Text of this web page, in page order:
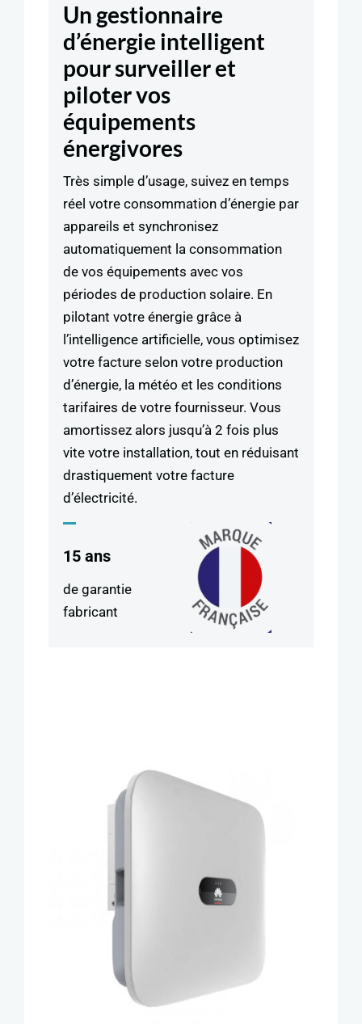
Un gestionnaire
d’énergie intelligent
pour surveiller et
piloter vos
équipements
énergivores
Très simple d’usage, suivez en temps
réel votre consommation d’énergie par
appareils et synchronisez
automatiquement la consommation
de vos équipements avec vos
périodes de production solaire. En
pilotant votre énergie grâce à
l’intelligence artificielle, vous optimisez
votre facture selon votre production
d’énergie, la météo et les conditions
tarifaires de votre fournisseur. Vous
amortissez alors jusqu’à 2 fois plus
vite votre installation, tout en réduisant
drastiquement votre facture
d’électricité.
15 ans
de garantie
fabricant